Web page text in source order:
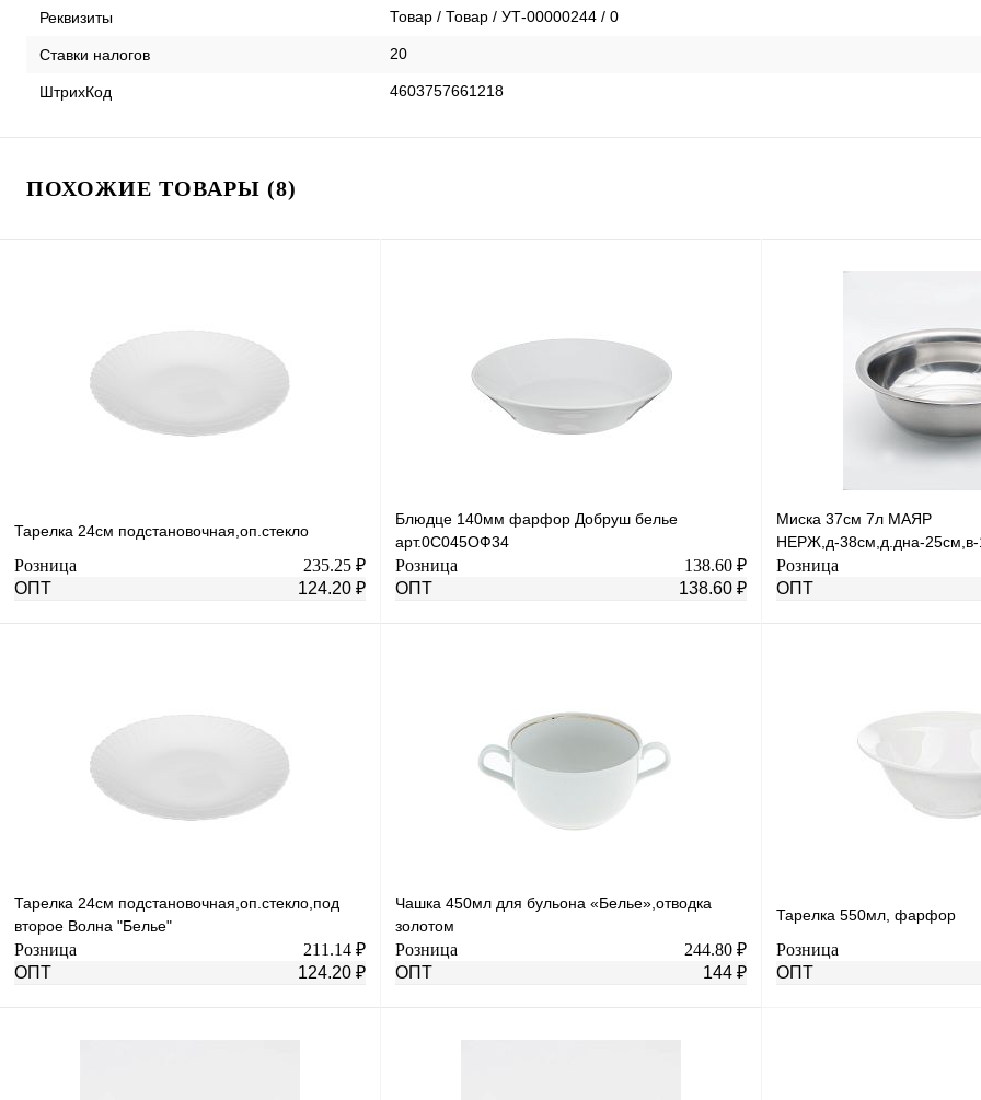
Реквизиты Товар / Товар / УТ-00000244 / 0
Ставки налогов 20
ШтрихКод 4603757661218
ПОХОЖИЕ ТОВАРЫ (8)
Тарелка 24см подстановочная,оп.стекло
Розница
235.25 ₽
ОПТ
124.20 ₽
Купить в 1 клик К сравнению
В избранное
Блюдце 140мм фарфор Добруш белье
арт.0С045ОФ34
Розница
138.60 ₽
ОПТ
138.60 ₽
К сравнению
В избранное Под заказ
Миска 37см 7л МАЯР
НЕРЖ,д-38см,д.дна-25см,в-
Розница
ОПТ
Купить в 1 клик
Тарелка 24см подстановочная,оп.стекло,под
второе Волна "Белье"
Розница
211.14 ₽
ОПТ
124.20 ₽
Чашка 450мл для бульона «Белье»,отводка
золотом
Розница
244.80 ₽
ОПТ
144 ₽
Тарелка 550мл, фарфор
Розница
ОПТ